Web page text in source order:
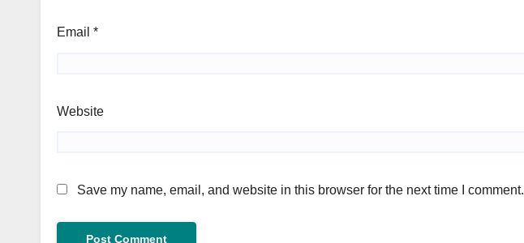
Email *
Website
Save my name, email, and website in this browser for the next time I comment.